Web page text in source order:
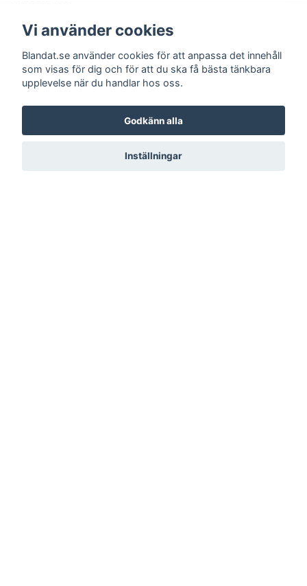
Vi använder cookies
Blandat.se använder cookies för att anpassa det innehåll
som visas för dig och för att du ska få bästa tänkbara
upplevelse när du handlar hos oss.
Godkänn alla
Inställningar